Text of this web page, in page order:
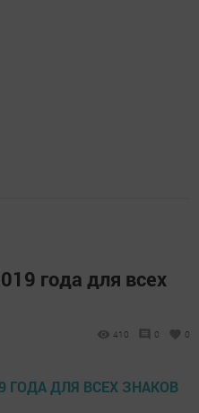
года для всех
410 0 0